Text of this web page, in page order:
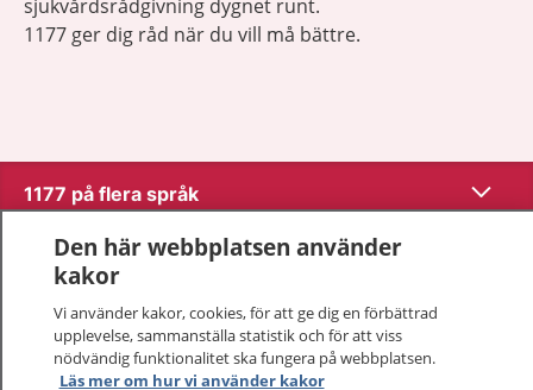
sjukvårdsrådgivning dygnet runt.
1177 ger dig råd när du vill må bättre.
1177 på flera språk Visa
Om 1177
Kontakt
Den här webbplatsen använder
kakor
Vi använder kakor, cookies, för att ge dig en förbättrad
upplevelse, sammanställa statistik och för att viss
nödvändig funktionalitet ska fungera på webbplatsen.
Läs mer om hur vi använder kakor